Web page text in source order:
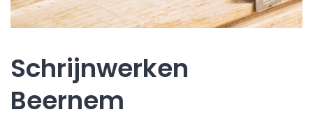
Schrijnwerken
Beernem